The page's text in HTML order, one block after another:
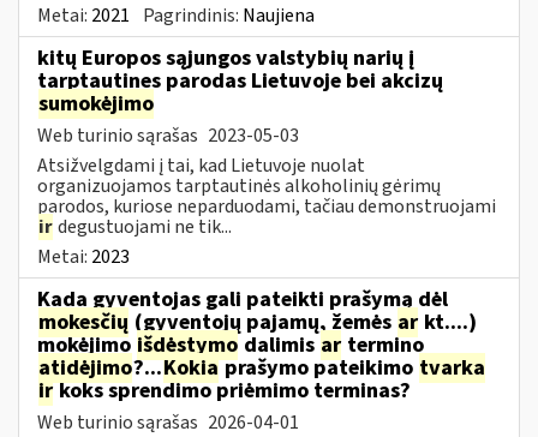
Metai: 2021 Pagrindinis: Naujiena
kitų Europos sąjungos valstybių narių į
tarptautines parodas Lietuvoje bei akcizų
sumokėjimo
Web turinio sąrašas 2023-05-03
Atsižvelgdami į tai, kad Lietuvoje nuolat
organizuojamos tarptautinės alkoholinių gėrimų
parodos, kuriose neparduodami, tačiau demonstruojami
irdegustuojami ne tik...
Metai: 2023
Kada gyventojas gali pateikti prašymą dėl
mokesčių (gyventojų pajamų, žemės ar kt....)
mokėjimo išdėstymo dalimis ar termino
atidėjimo?...Kokiaprašymo pateikimo tvarka
irkoks sprendimo priėmimo terminas?
Web turinio sąrašas 2026-04-01